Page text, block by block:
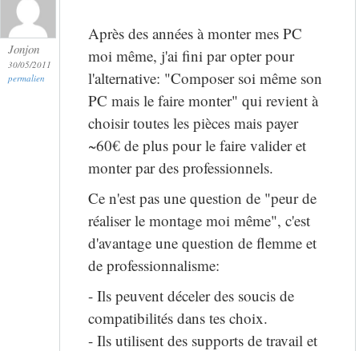
Jonjon
30/05/2011
permalien
Après des années à monter mes PC
moi même, j'ai fini par opter pour
l'alternative: "Composer soi même son
PC mais le faire monter" qui revient à
choisir toutes les pièces mais payer
~60€ de plus pour le faire valider et
monter par des professionnels.
Ce n'est pas une question de "peur de
réaliser le montage moi même", c'est
d'avantage une question de flemme et
de professionnalisme:
- Ils peuvent déceler des soucis de
compatibilités dans tes choix.
- Ils utilisent des supports de travail et